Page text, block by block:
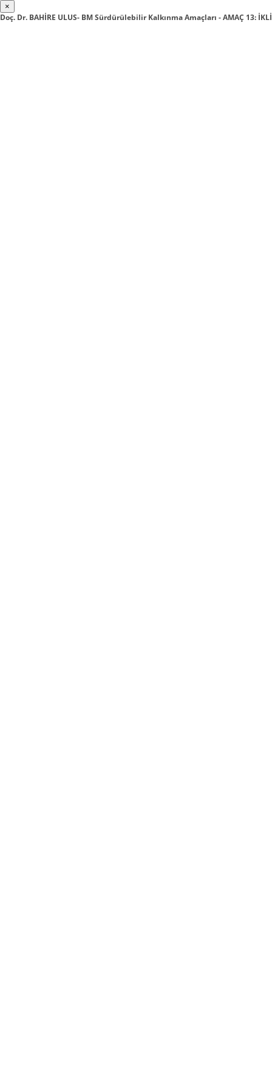
×
Doç. Dr. BAHİRE ULUS- BM Sürdürülebilir Kalkınma Amaçları - AMAÇ 13: